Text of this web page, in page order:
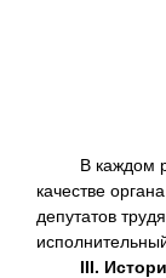
В каждом
качестве
депутатов
III.